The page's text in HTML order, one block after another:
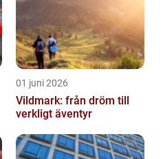
01 juni 2026
Vildmark: från dröm till
verkligt äventyr